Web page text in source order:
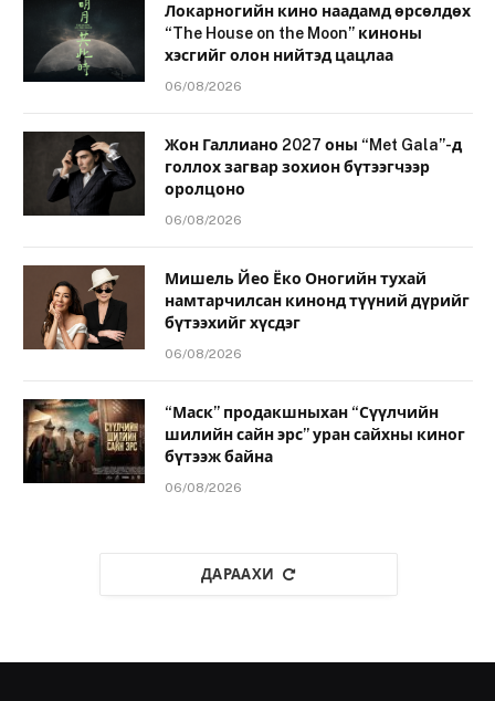
Локарногийн кино наадамд өрсөлдөх
“The House on the Moon” киноны
хэсгийг олон нийтэд цацлаа
06/08/2026
Жон Галлиано 2027 оны “Met Gala”-д
голлох загвар зохион бүтээгчээр
оролцоно
06/08/2026
Мишель Йео Ёко Оногийн тухай
намтарчилсан кинонд түүний дүрийг
бүтээхийг хүсдэг
06/08/2026
“Маск” продакшныхан “Сүүлчийн
шилийн сайн эрс” уран сайхны киног
бүтээж байна
06/08/2026
ДАРААХИ